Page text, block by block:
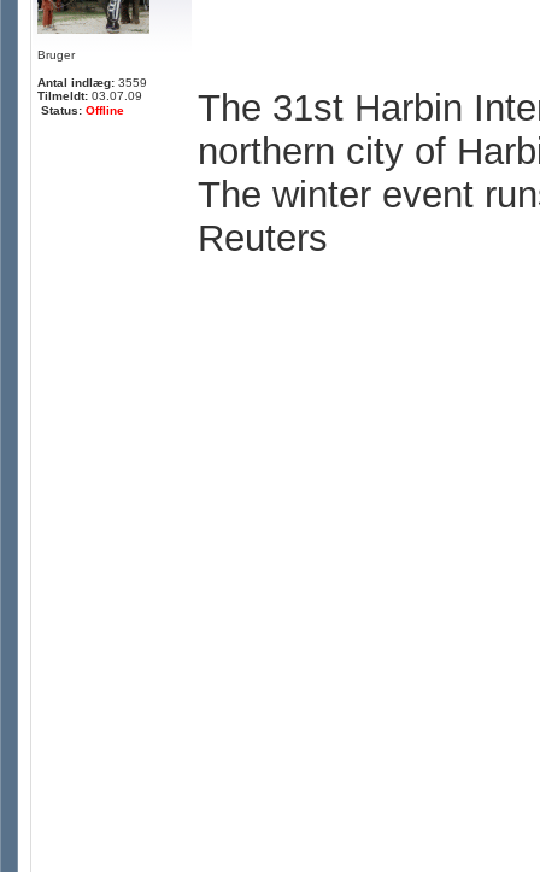
Bruger
Antal indlæg: 3559
Tilmeldt: 03.07.09
Status: Offline
The 31st Harbin
northern city of
The winter event
Reuters